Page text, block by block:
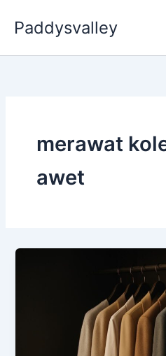
Paddysvalley
merawat
awet